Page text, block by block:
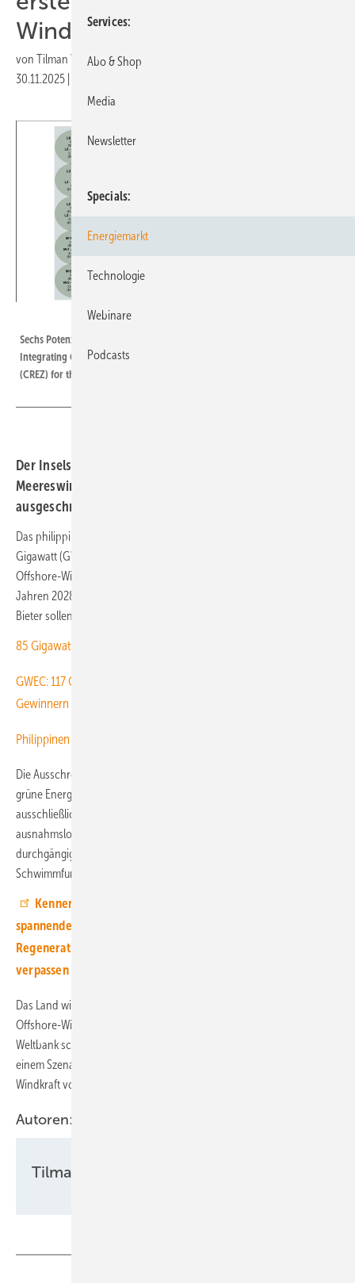
Windparkbau aus
von Tilman Weber
30.11.2025
Sechs Potenzialzonen für Offshore-Windkraft der Philippinen (in:
Integrating Offshore Wind Into Competitive Renewable Energy Zones
(CREZ) for the Philippines)
Der Inselstaat hat Betriebsrechte für eine erste
Meereswindkraftkapazität des Landes von 3,3 Gigawatt
ausgeschrieben. Bau schon bis 2030 geplant.
Das philippinische Energieministerium hat in einem Tender von 3,3
Gigawatt (GW) Rechte zur Entwicklung und die Einspeisung erster
Offshore-Windparks des Landes ausgeschrieben. Bereits in den
Jahren 2028 bis 2030 sollen diese Kapazitäten ans Netz gehen. Die
Bieter sollen 20-Jahres-Verträge erhalten.
85 Gigawatt: Globale Meereswindkraft auf starkem Wachstumskurs
GWEC: 117 Gigawatt neue Windkraft weltweit – dank nur acht
Gewinnern
Philippinen auf Meereswindkraftkurs
Die Ausschreibung erfolgt im Rahmen der nun fünften Auktion für
grüne Energie (Green Energy Auction – GEA-5), die dieses Mal
ausschließlich nur Meereswindparks ausloben soll. Dabei sind
ausnahmslos Windparks auf in den Meeresboden gerammten
durchgängigen Fundamenten zugelassen, aber nicht auf
Schwimmfundamenten.
Kennen Sie unseren Youtube-Kanal? Hier finden Sie
spannende Interviews mit Experten aus der
Regenerativbranche. Abonnieren Sie uns einfach, und Sie
verpassen kein Video.
Das Land wies bereits sechs Potenzialzonen aus, die Raum für eine
Offshore-Windkraft-Erzeugung von 46 GW bieten sollen. Eine von der
Weltbank schon 2022 veröffentlichte Studie sah für die Philippinen in
einem Szenario noch 2,8 GW an bis 2030 installierter Offshore-
Windkraft vor.
Autoren:
Tilman Weber
Services
Abo & Shop
Media
Newsletter
Specials
Energiemarkt
Technologie
Webinare
Podcasts